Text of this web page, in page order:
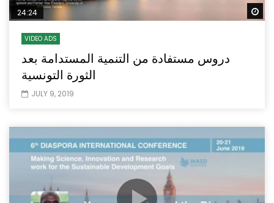
24:24
VIDEO ADS
دروس مستفادة من التنمية المستدامة بعد
الثورة التونسية
JULY 9, 2019